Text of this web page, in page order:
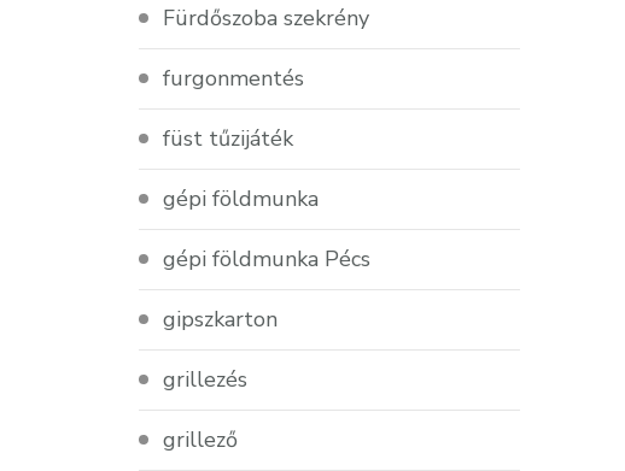
Fürdőszoba szekrény
furgonmentés
füst tűzijáték
gépi földmunka
gépi földmunka Pécs
gipszkarton
grillezés
grillező